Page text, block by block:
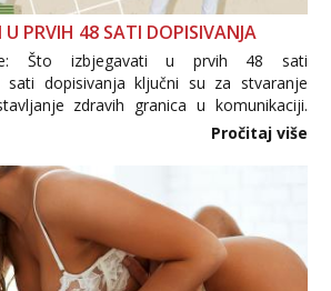
PRVIH 48 SATI DOPISIVANJA
Što izbjegavati u prvih 48 sati
sati dopisivanja ključni su za stvaranje
zdravih granica u komunikaciji.
otkrivanje osobnih ili intimnih
osoba još nije zaslužila to
Pročitaj više